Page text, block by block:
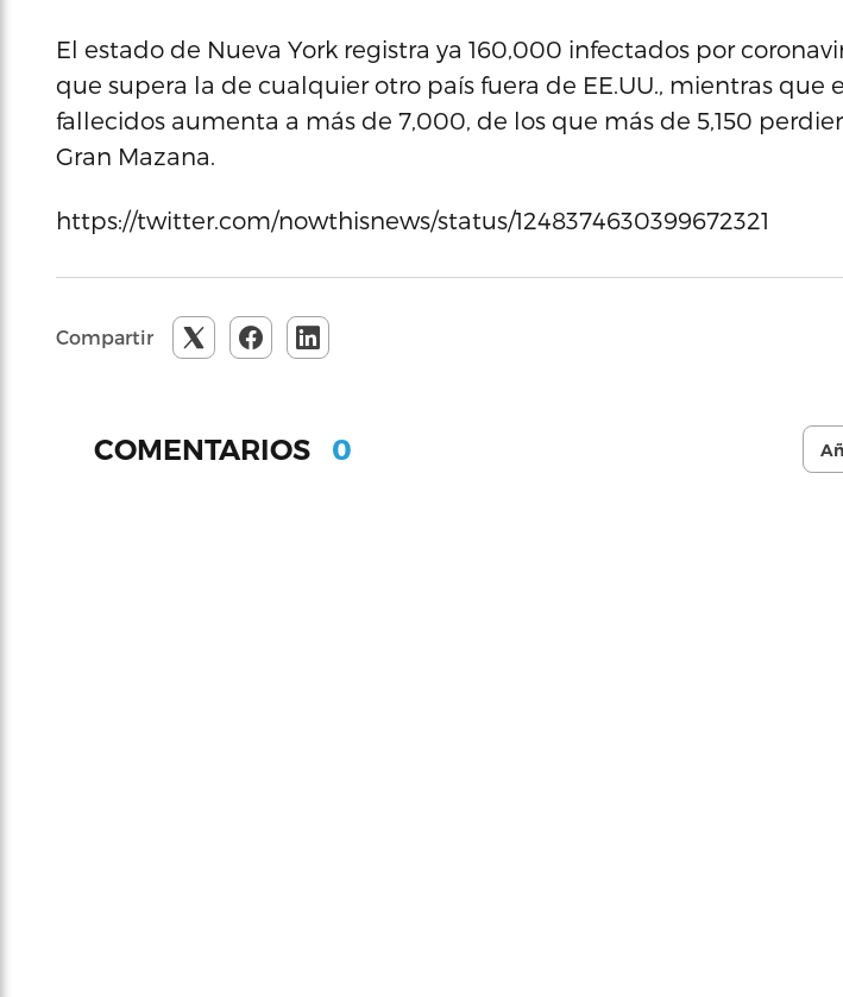
El estado de Nueva York registra ya 160,000 infectados por
que supera la de cualquier otro país fuera de EE.UU., mientras que
fallecidos aumenta a más de 7,000, de los que más de 5,150
Gran Mazana.
https://twitter.com/nowthisnews/status/1248374630399672321
Compartir
COMENTARIOS 0